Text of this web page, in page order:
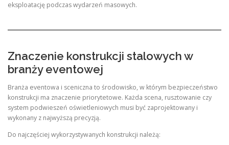
eksploatację podczas wydarzeń masowych.
Znaczenie konstrukcji stalowych w
branży eventowej
Branża eventowa i sceniczna to środowisko, w którym bezpieczeństwo
konstrukcji ma znaczenie priorytetowe. Każda scena, rusztowanie czy
system podwieszeń oświetleniowych musi być zaprojektowany i
wykonany z najwyższą precyzją.
Do najczęściej wykorzystywanych konstrukcji należą: